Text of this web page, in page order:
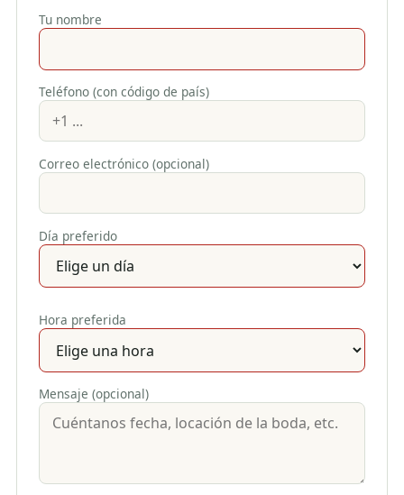
Tu nombre
Teléfono (con código de país)
Correo electrónico (opcional)
Día preferido
Hora preferida
Mensaje (opcional)